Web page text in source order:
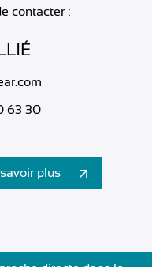
contacter :
63 30
plus